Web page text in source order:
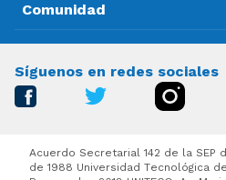
Comunidad
Síguenos en redes sociales
Acuerdo Secretarial 142 de la SEP
de 1988 Universidad Tecnológica